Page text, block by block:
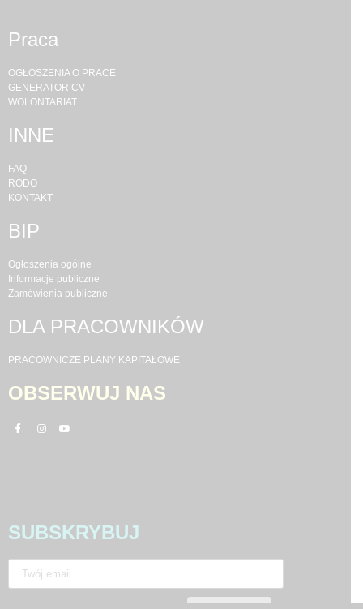
Praca
OGŁOSZENIA O PRACE
GENERATOR CV
WOLONTARIAT
INNE
FAQ
RODO
KONTAKT
BIP
Ogłoszenia ogólne
Informacje publiczne
Zamówienia publiczne
DLA PRACOWNIKÓW
PRACOWNICZE PLANY KAPITAŁOWE
OBSERWUJ NAS
SUBSKRYBUJ